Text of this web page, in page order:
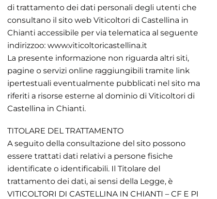
di trattamento dei dati personali degli utenti che
consultano il sito web Viticoltori di Castellina in
Chianti accessibile per via telematica al seguente
indirizzoo: www.viticoltoricastellina.it
La presente informazione non riguarda altri siti,
pagine o servizi online raggiungibili tramite link
ipertestuali eventualmente pubblicati nel sito ma
riferiti a risorse esterne al dominio di Viticoltori di
Castellina in Chianti.
TITOLARE DEL TRATTAMENTO
A seguito della consultazione del sito possono
essere trattati dati relativi a persone fisiche
identificate o identificabili. Il Titolare del
trattamento dei dati, ai sensi della Legge, è
VITICOLTORI DI CASTELLINA IN CHIANTI – CF E PI